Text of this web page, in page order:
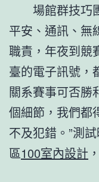
場館群技巧團
平安、通訊、無
職責，年夜到競
臺的電子訊號，
關系賽事可否勝
個細節，我們都
不及犯錯。”測
區100室內設計